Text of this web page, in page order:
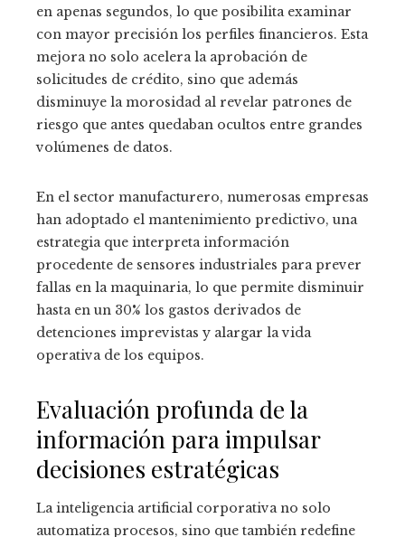
en apenas segundos, lo que posibilita examinar
con mayor precisión los perfiles financieros. Esta
mejora no solo acelera la aprobación de
solicitudes de crédito, sino que además
disminuye la morosidad al revelar patrones de
riesgo que antes quedaban ocultos entre grandes
volúmenes de datos.
En el sector manufacturero, numerosas empresas
han adoptado el mantenimiento predictivo, una
estrategia que interpreta información
procedente de sensores industriales para prever
fallas en la maquinaria, lo que permite disminuir
hasta en un 30% los gastos derivados de
detenciones imprevistas y alargar la vida
operativa de los equipos.
Evaluación profunda de la
información para impulsar
decisiones estratégicas
La inteligencia artificial corporativa no solo
automatiza procesos, sino que también redefine